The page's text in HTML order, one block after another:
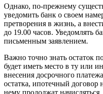
Однако, по-прежнему
уведомить банк о своем
претворения в жизнь, а
до 19.00 часов. Уведомлять
письменным заявлением.
Важно точно знать остаток
будет иметь место в ту или
внесения досрочного
остатка, ипотечный договор